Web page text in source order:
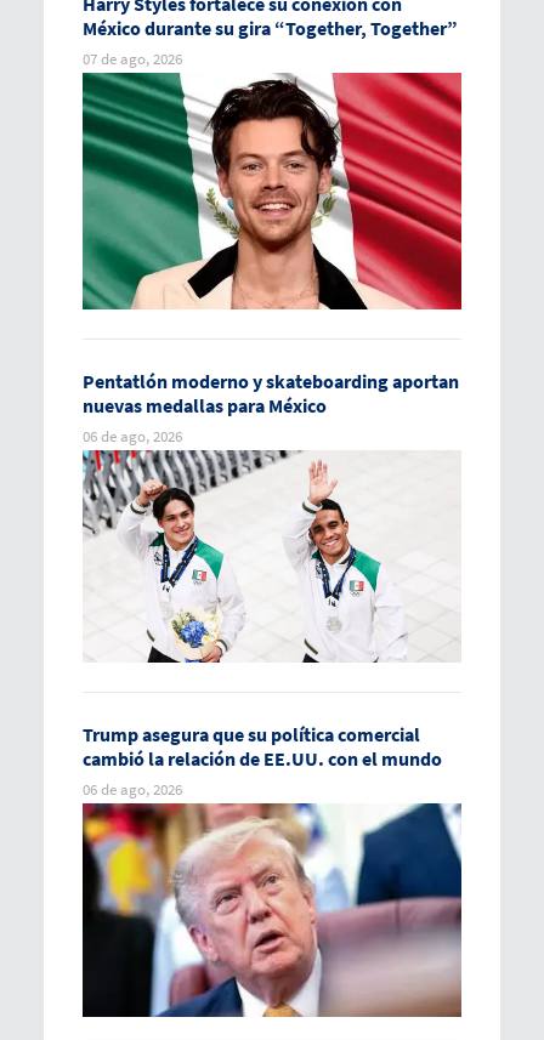
México durante su gira “Together, Together”
07 de ago, 2026
Pentatlón moderno y skateboarding aportan
nuevas medallas para México
06 de ago, 2026
Trump asegura que su política comercial
cambió la relación de EE.UU. con el mundo
06 de ago, 2026